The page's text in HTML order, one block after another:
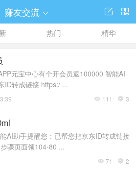
赚友交流  

热门 精华
元宝中心有个开会员返100000 智能AI
ID转成链接 https:/ ...
 111  3
AI助手提醒您：已帮您把京东ID转成链接
骤页面领104-80 ...
 71  2